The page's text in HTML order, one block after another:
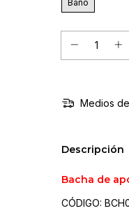
Baño
Medios
Descripción
Bacha de
CÓDIGO: